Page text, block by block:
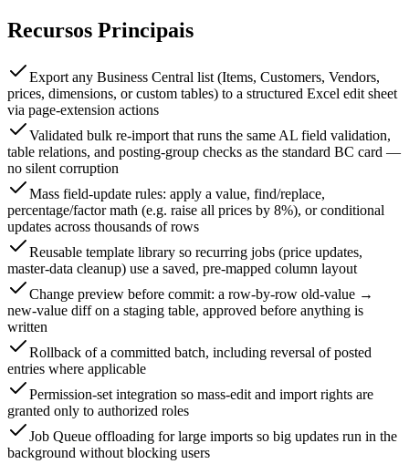
Recursos Principais
Export any Business Central list (Items, Customers, Vendors,
prices, dimensions, or custom tables) to a structured Excel edit sheet
via page-extension actions
Validated bulk re-import that runs the same AL field validation,
table relations, and posting-group checks as the standard BC card —
no silent corruption
Mass field-update rules: apply a value, find/replace,
percentage/factor math (e.g. raise all prices by 8%), or conditional
updates across thousands of rows
Reusable template library so recurring jobs (price updates,
master-data cleanup) use a saved, pre-mapped column layout
Change preview before commit: a row-by-row old-value →
new-value diff on a staging table, approved before anything is
written
Rollback of a committed batch, including reversal of posted
entries where applicable
Permission-set integration so mass-edit and import rights are
granted only to authorized roles
Job Queue offloading for large imports so big updates run in the
background without blocking users